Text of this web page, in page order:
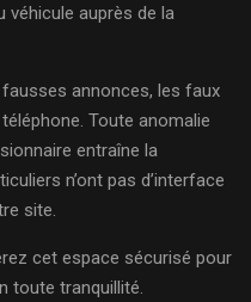
véhicule auprès de la
fausses annonces, les faux
Toute anomalie
entraîne la
n’ont pas d’interface
site.
cet espace sécurisé pour
toute tranquillité.